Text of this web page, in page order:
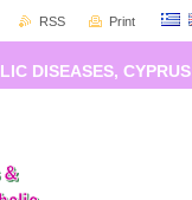
DISEASES, CYPRUS
RSS Print